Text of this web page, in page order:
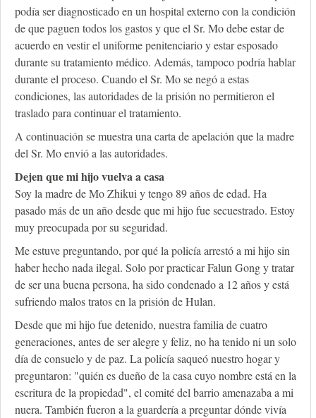
podía ser diagnosticado en un hospital externo con la condición
de que paguen todos los gastos y que el Sr. Mo debe estar de
acuerdo en vestir el uniforme penitenciario y estar esposado
durante su tratamiento médico. Además, tampoco podría hablar
durante el proceso. Cuando el Sr. Mo se negó a estas
condiciones, las autoridades de la prisión no permitieron el
traslado para continuar el tratamiento.
A continuación se muestra una carta de apelación que la madre
del Sr. Mo envió a las autoridades.
Dejen que mi hijo vuelva a casa
Soy la madre de Mo Zhikui y tengo 89 años de edad. Ha
pasado más de un año desde que mi hijo fue secuestrado. Estoy
muy preocupada por su seguridad.
Me estuve preguntando, por qué la policía arrestó a mi hijo sin
haber hecho nada ilegal. Solo por practicar Falun Gong y tratar
de ser una buena persona, ha sido condenado a 12 años y está
sufriendo malos tratos en la prisión de Hulan.
Desde que mi hijo fue detenido, nuestra familia de cuatro
generaciones, antes de ser alegre y feliz, no ha tenido ni un solo
día de consuelo y de paz. La policía saqueó nuestro hogar y
preguntaron: "quién es dueño de la casa cuyo nombre está en la
escritura de la propiedad", el comité del barrio amenazaba a mi
nuera. También fueron a la guardería a preguntar dónde vivía